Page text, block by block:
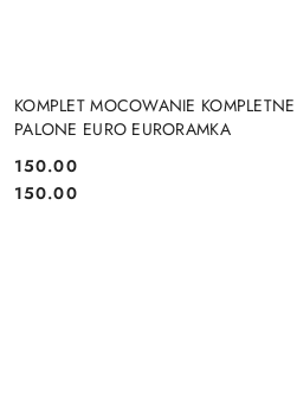
KOMPLET MOCOWANIE
PALONE EURO EURORAMKA
Cena:
150.00
Cena:
150.00